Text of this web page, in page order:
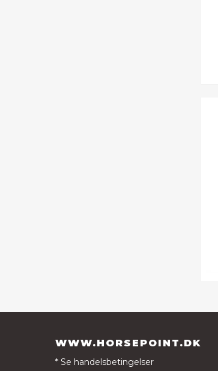
WWW.HORSEPOINT.DK
* Se handelsbetingelser